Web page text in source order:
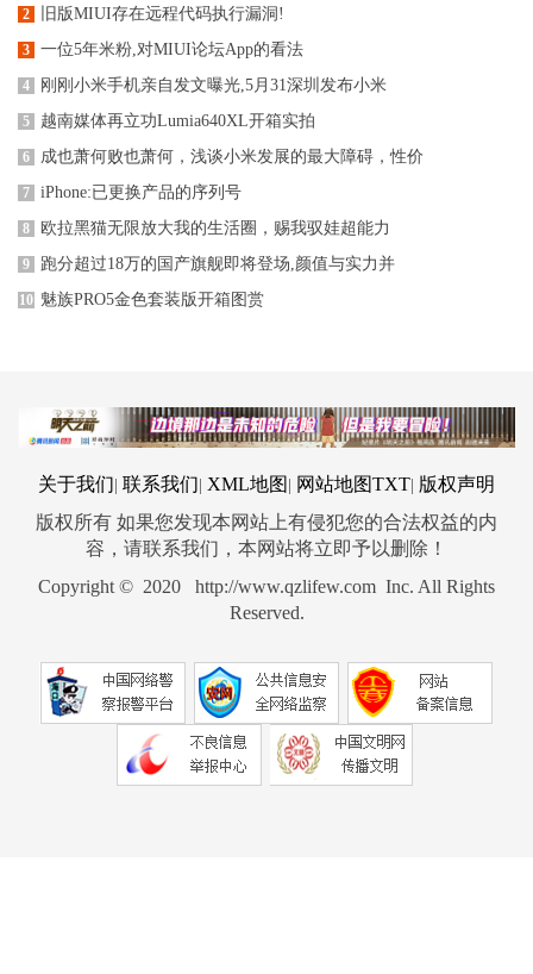
2 旧版MIUI存在远程代码执行漏洞!
3 一位5年米粉,对MIUI论坛App的看法
4 刚刚小米手机亲自发文曝光,5月31深圳发布小米
5 越南媒体再立功Lumia640XL开箱实拍
6 成也萧何败也萧何，浅谈小米发展的最大障碍，性价
7 iPhone:已更换产品的序列号
8 欧拉黑猫无限放大我的生活圈，赐我驭娃超能力
9 跑分超过18万的国产旗舰即将登场,颜值与实力并
10 魅族PRO5金色套装版开箱图赏
关于我们 联系我们 XML地图 网站地图TXT 版权声明
版权所有 如果您发现本网站上有侵犯您的合法权益的内
容，请联系我们，本网站将立即予以删除！
Copyright © 2020 http://www.qzlifew.com Inc. All Rights
Reserved.